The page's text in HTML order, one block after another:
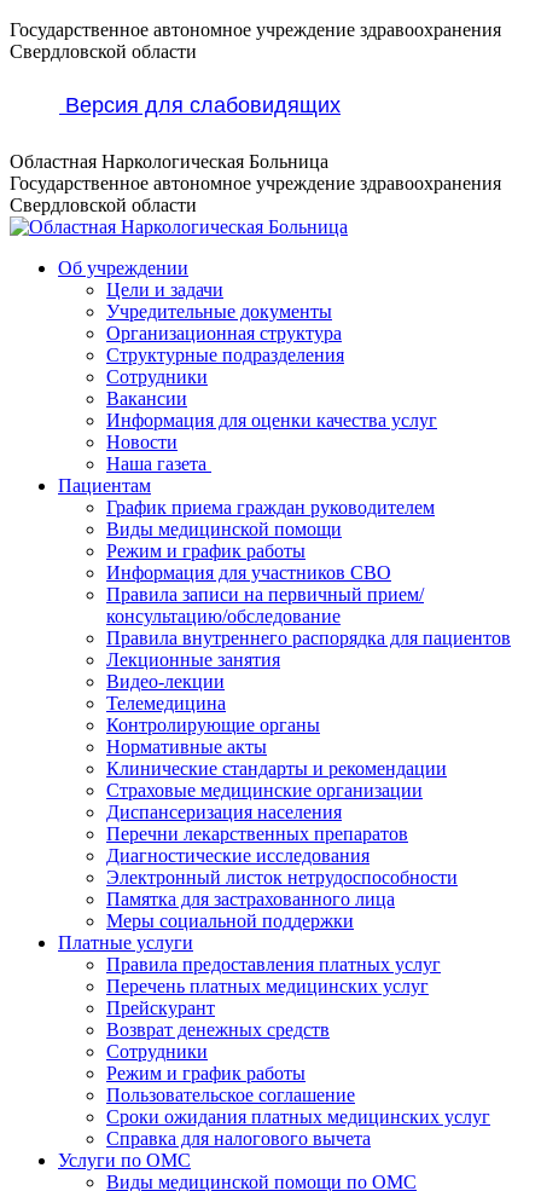
Перейти
к
Государственное автономное учреждение здравоохранения
Свердловской области
Версия для слабовидящих
Областная Наркологическая Больница
Государственное автономное учреждение здравоохранения
Свердловской области
Об учреждении
Цели и задачи
Учредительные документы
Организационная структура
Структурные подразделения
Сотрудники
Вакансии
Информация для оценки качества услуг
Новости
​​Наша газета
Пациентам
График приема граждан руководителем
Виды медицинской помощи
Режим и график работы
Информация для участников СВО
Правила записи на первичный прием/
консультацию/обследование
Правила внутреннего распорядка для пациентов
Лекционные занятия
Видео-лекции
Телемедицина
Контролирующие органы
Нормативные акты
Клинические стандарты и рекомендации
Страховые медицинские организации
Диспансеризация населения
Перечни лекарственных препаратов
Диагностические исследования
Электронный листок нетрудоспособности
Памятка для застрахованного лица
Меры социальной поддержки
Платные услуги
Правила предоставления платных услуг
Перечень платных медицинских услуг
Прейскурант
Возврат денежных средств
Сотрудники
Режим и график работы
Пользовательское соглашение
Сроки ожидания платных медицинских услуг
Справка для налогового вычета
Услуги по ОМС
Виды медицинской помощи по ОМС